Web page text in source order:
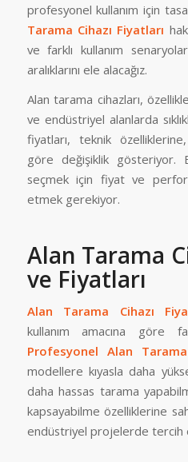
profesyonel kullanım için
Tarama Cihazı Fiyatları
ve farklı kullanım
aralıklarını ele alacağız.
Alan tarama cihazları,
ve endüstriyel alanlarda
fiyatları, teknik
göre değişiklik gösteriyor.
seçmek için fiyat ve
etmek gerekiyor.
Alan Tarama
ve Fiyatları
Alan Tarama Cihazı
kullanım amacına göre
Profesyonel Alan
modellere kıyasla daha
daha hassas tarama
kapsayabilme özelliklerine
endüstriyel projelerde tercih